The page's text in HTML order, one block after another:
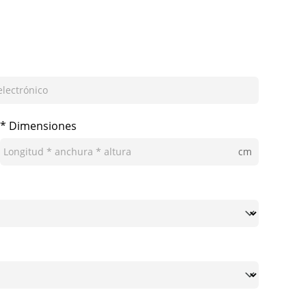
* Dimensiones
cm